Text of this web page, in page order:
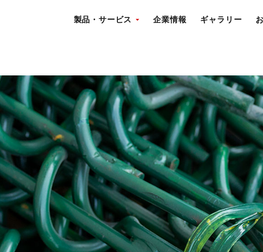
製品・サービス 企業情報 ギャラリー
kagura-j.com/public_html/wp-content/themes/kagura-j_var02/single-
on null in /home/xs023701/kagura-j.com/public_html/wp-content/